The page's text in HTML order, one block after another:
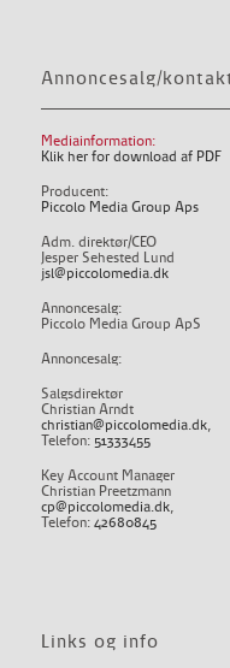
Annoncesalg/
Mediainformation:
Klik her for download af PDF
Producent:
Piccolo Media Group Aps
Adm. direktør/CEO
Jesper Sehested Lund
jsl@piccolomedia.dk
Annoncesalg:
Piccolo Media Group ApS
Annoncesalg:
Salgsdirektør
Christian Arndt
christian@piccolomedia.dk,
Telefon: 51333455
Key Account Manager
Christian Preetzmann
cp@piccolomedia.dk,
Telefon: 42680845
Links og info